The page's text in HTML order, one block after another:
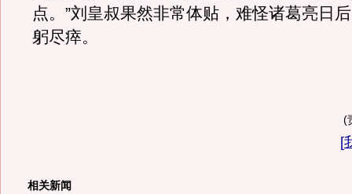
点。”刘皇叔果然非常体贴，难怪诸葛亮日
躬尽瘁。
(
[
相关新闻